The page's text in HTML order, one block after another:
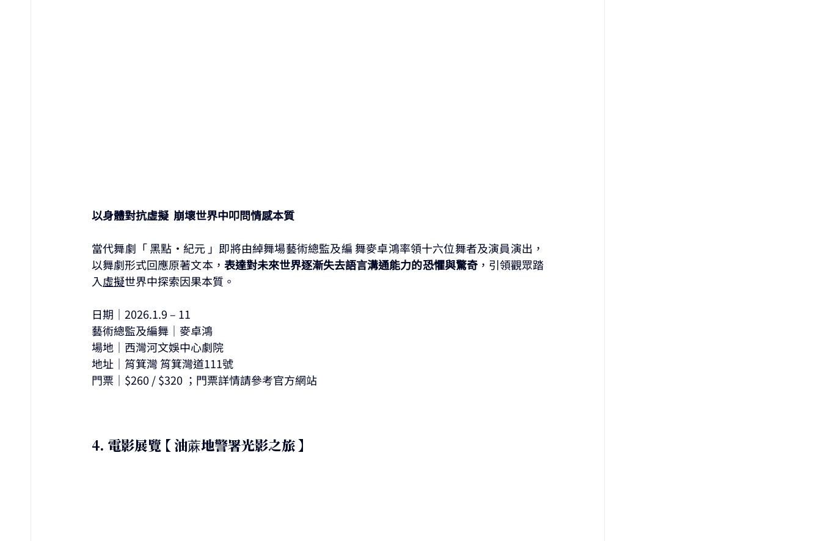
以身體對抗虛擬  崩壞世界中叩問情感本質
當代舞劇「 黑點・紀元 」即將由綽舞場藝術總監及編 舞麥卓鴻率領十六位舞者及演員演出，
以舞劇形式回應原著文本， 表達對未來世界逐漸失去語言溝通能力的恐懼與驚奇，引領觀眾踏
入虛擬世界中探索因果本質。
日期｜2026.1.9 – 11
藝術總監及編舞｜麥卓鴻
場地｜西灣河文娛中心劇院
地址｜筲箕灣 筲箕灣道111號
門票｜$260 / $320 ；門票詳情請參考官方網站
4. 電影展覽 【 油蔴地警署光影之旅 】